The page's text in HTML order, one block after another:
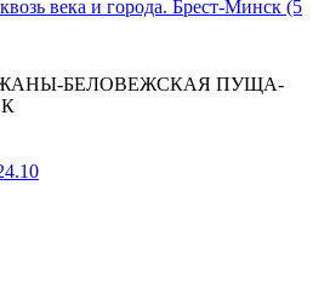
века и города. Брест-Минск (5
БЕЛОВЕЖСКАЯ ПУЩА-